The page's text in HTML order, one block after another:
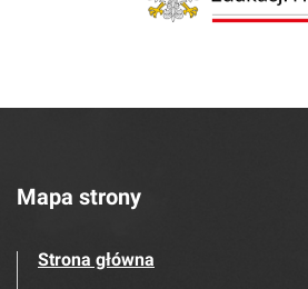
Mapa strony
Strona główna